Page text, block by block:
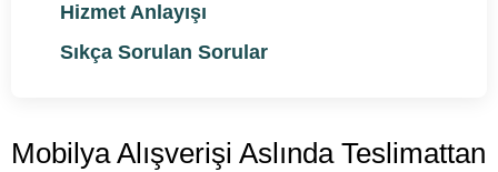
Hizmet Anlayışı
Sıkça Sorulan Sorular
Mobilya Alışverişi Aslında Teslimattan